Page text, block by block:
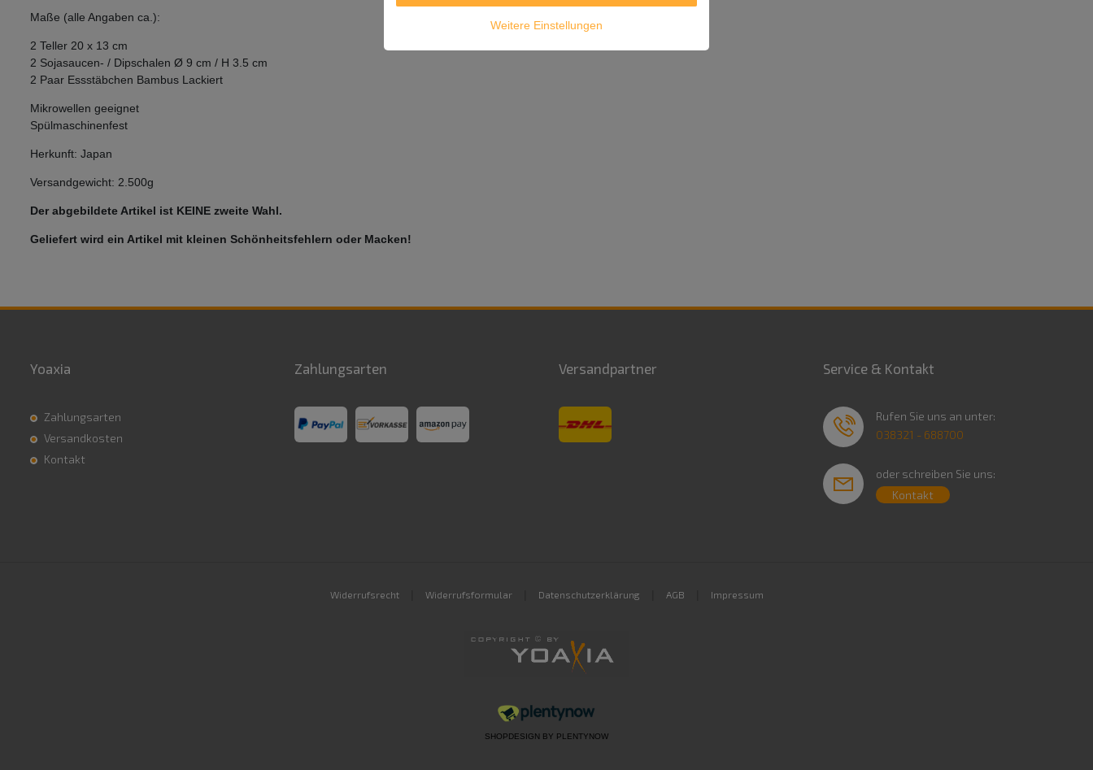
Maße (alle Angaben ca.):
2 Teller 20 x 13 cm
2 Sojasaucen- / Dipschalen Ø 9 cm / H 3.5 cm
2 Paar Essstäbchen Bambus Lackiert
Mikrowellen geeignet
Spülmaschinenfest
Herkunft: Japan
Versandgewicht: 2.500g
Der abgebildete Artikel ist KEINE zweite Wahl.
Geliefert wird ein Artikel mit kleinen Schönheitsfehlern oder Macken!
Yoaxia
Zahlungsarten
Versandkosten
Kontakt
Zahlungsarten Versandpartner Service & Kontakt
Rufen Sie uns an unter:
038321 - 688700
oder schreiben Sie uns:
Kontakt
Widerrufsrecht Widerrufsformular Datenschutzerklärung AGB Impressum
SHOPDESIGN BY PLENTYNOW
Weitere Einstellungen